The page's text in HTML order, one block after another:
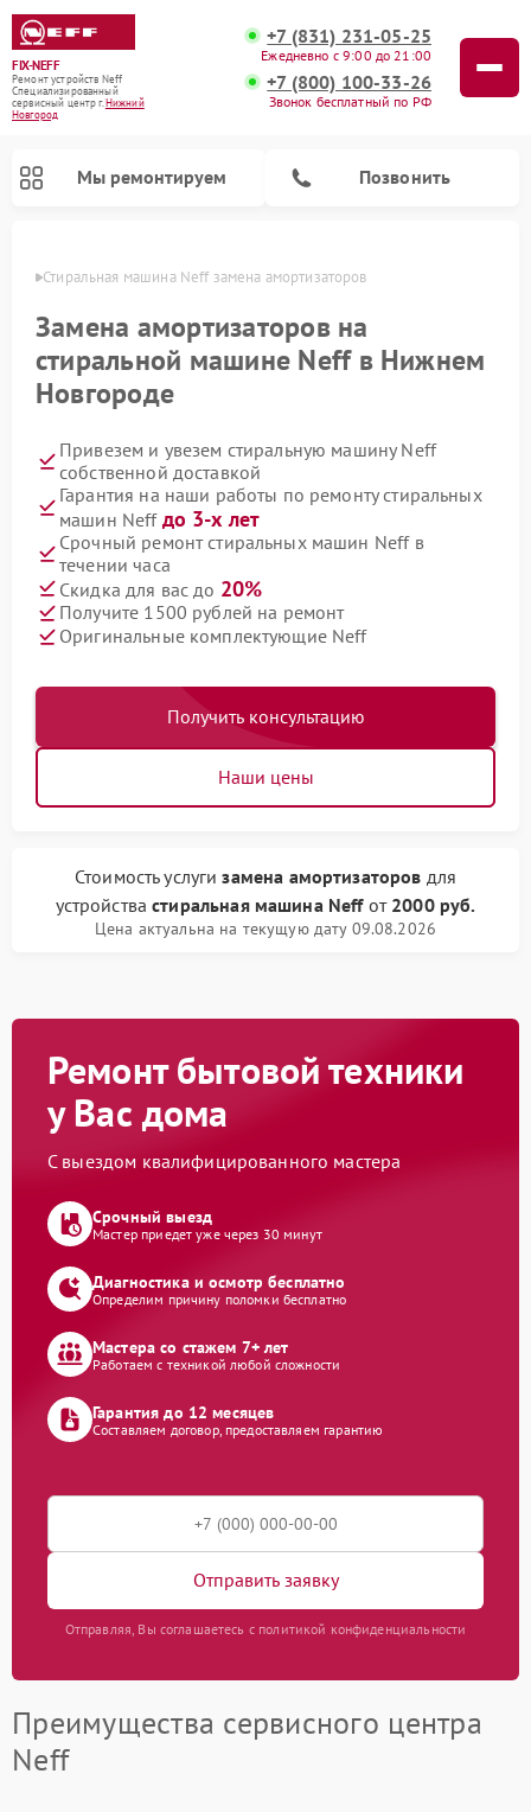
FIX-NEFF
Ремонт устройств Neff
Специализированный
cервисный центр г.Нижний
Новгород
+7 (831) 231-05-25
Ежедневно с 9:00 до 21:00
+7 (800) 100-33-26
Звонок бесплатный по РФ
Мы ремонтируем Позвонить
Стиральная машина Neff замена амортизаторов
Замена амортизаторов на
стиральной машине Neff в Нижнем
Новгороде
Привезем и увезем стиральную машину Neff
собственной доставкой
Гарантия на наши работы по ремонту стиральных
машин Neff до 3-х лет
Срочный ремонт стиральных машин Neff в
течении часа
Скидка для вас до 20%
Получите 1500 рублей на ремонт
Оригинальные комплектующие Neff
Получить консультацию
Наши цены
Стоимость услугизамена амортизаторов для
устройствастиральная машина Neffот 2000 руб.
Цена актуальна на текущую дату 09.08.2026
Ремонт бытовой техники
у Вас дома
С выездом квалифицированного мастера
Срочный выезд
Мастер приедет уже через 30 минут
Диагностика и осмотр бесплатно
Определим причину поломки бесплатно
Мастера со стажем 7+ лет
Работаем с техникой любой сложности
Гарантия до 12 месяцев
Составляем договор, предоставляем гарантию
Отправить заявку
Отправляя, Вы соглашаетесь с политикой конфиденциальности
Преимущества сервисного центра
Neff